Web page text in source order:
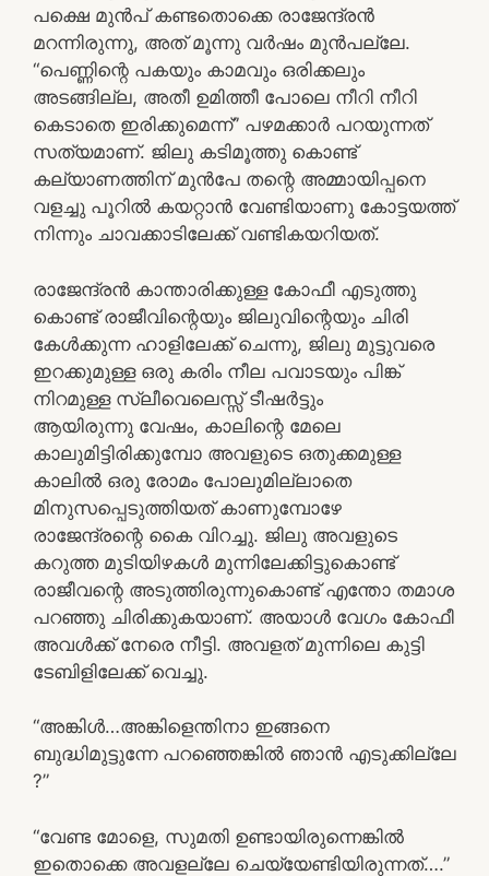
പക്ഷെ മുൻപ് കണ്ടതൊക്കെ രാജേന്ദ്രൻ
മറന്നിരുന്നു, അത് മൂന്നു വർഷം മുൻപല്ലേ.
“പെണ്ണിന്റെ പകയും കാമവും ഒരിക്കലും
അടങ്ങില്ല, അതീ ഉമിത്തീ പോലെ നീറി നീറി
കെടാതെ ഇരിക്കുമെന്ന്” പഴമക്കാർ പറയുന്നത്
സത്യമാണ്. ജിലു കടിമൂത്തു കൊണ്ട്
കല്യാണത്തിന് മുൻപേ തന്റെ അമ്മായിപ്പനെ
വളച്ചു പൂറിൽ കയറ്റാൻ വേണ്ടിയാണു കോട്ടയത്ത്
നിന്നും ചാവക്കാടിലേക്ക് വണ്ടികയറിയത്.
രാജേന്ദ്രൻ കാന്താരിക്കുള്ള കോഫീ എടുത്തു
കൊണ്ട് രാജീവിന്റെയും ജിലുവിന്റെയും ചിരി
കേൾക്കുന്ന ഹാളിലേക്ക് ചെന്നു, ജിലു മുട്ടുവരെ
ഇറക്കുമുള്ള ഒരു കരിം നീല പവാടയും പിങ്ക്
നിറമുള്ള സ്ലീവെലെസ്സ് ടീഷർട്ടും
ആയിരുന്നു വേഷം, കാലിന്റെ മേലെ
കാലുമിട്ടിരിക്കുമ്പോ അവളുടെ ഒതുക്കമുള്ള
കാലിൽ ഒരു രോമം പോലുമില്ലാതെ
മിനുസപ്പെടുത്തിയത് കാണുമ്പോഴേ
രാജേന്ദ്രന്റെ കൈ വിറച്ചു. ജിലു അവളുടെ
കറുത്ത മുടിയിഴകൾ മുന്നിലേക്കിട്ടുകൊണ്ട്
രാജീവന്റെ അടുത്തിരുന്നുകൊണ്ട് എന്തോ തമാശ
പറഞ്ഞു ചിരിക്കുകയാണ്. അയാൾ വേഗം കോഫീ
അവൾക്ക് നേരെ നീട്ടി. അവളത് മുന്നിലെ കുട്ടി
ടേബിളിലേക്ക് വെച്ചു.
“അങ്കിൾ…അങ്കിളെന്തിനാ ഇങ്ങനെ
ബുദ്ധിമുട്ടുന്നേ പറഞ്ഞെങ്കിൽ ഞാൻ എടുക്കില്ലേ
?”
“വേണ്ട മോളെ, സുമതി ഉണ്ടായിരുന്നെങ്കിൽ
ഇതൊക്കെ അവളല്ലേ ചെയ്യേണ്ടിയിരുന്നത്….”